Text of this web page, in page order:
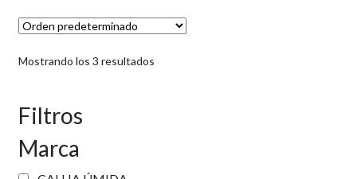
Mostrando los 3 resultados
Filtros
Marca